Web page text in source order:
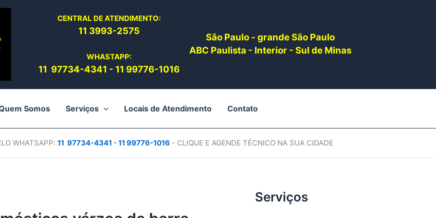
CENTRAL DE ATENDIMENTO:
11 3993-2575
WHASTAPP:
11 97734-4341 - 11 99776-1016
São Paulo - grande São Paulo
ABC Paulista - Interior - Sul de Minas
Somos Serviços Locais de Atendimento Contato
WHATSAPP: 11 97734-4341 - 11 99776-1016 - CLIQUE E AGENDE TÉCNICO NA SUA CIDADE
Serviços